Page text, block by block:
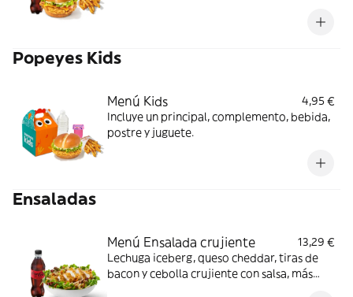
Popeyes Kids
Menú Kids
4,95 €
Incluye un principal, complemento, bebida,
postre y juguete.
Ensaladas
Menú Ensalada crujiente
13,29 €
Lechuga iceberg, queso cheddar, tiras de
bacon y cebolla crujiente con salsa, más